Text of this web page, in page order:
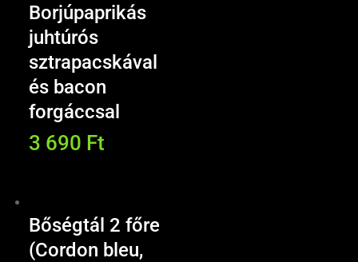
Borjúpaprikás
juhtúrós
sztrapacskával
és bacon
forgáccsal
3 690 Ft
Bőségtál 2 főre
(Cordon bleu,